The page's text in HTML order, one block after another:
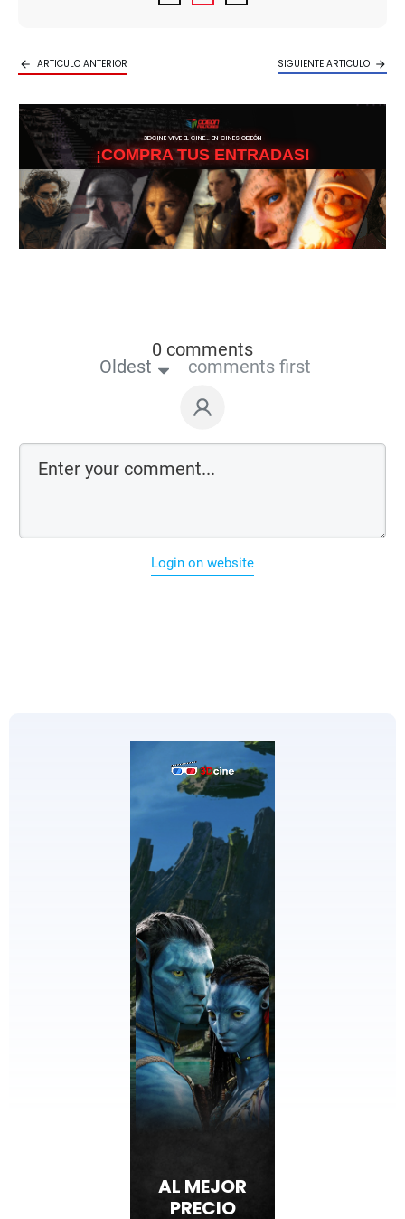
ARTICULO ANTERIOR SIGUIENTE ARTICULO
3DCINE VIVE EL CINE… EN CINES ODEÓN
¡COMPRA TUS ENTRADAS!
0 comments
Oldest comments first
Login on website
AL MEJOR
PRECIO